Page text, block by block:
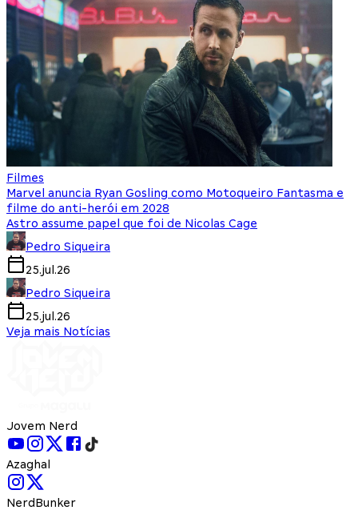
Filmes
Marvel anuncia Ryan Gosling como Motoqueiro Fantasma e
filme do anti-herói em 2028
Astro assume papel que foi de Nicolas Cage
Pedro Siqueira
25.jul.26
Pedro Siqueira
25.jul.26
Veja mais Notícias
Jovem Nerd
Azaghal
NerdBunker